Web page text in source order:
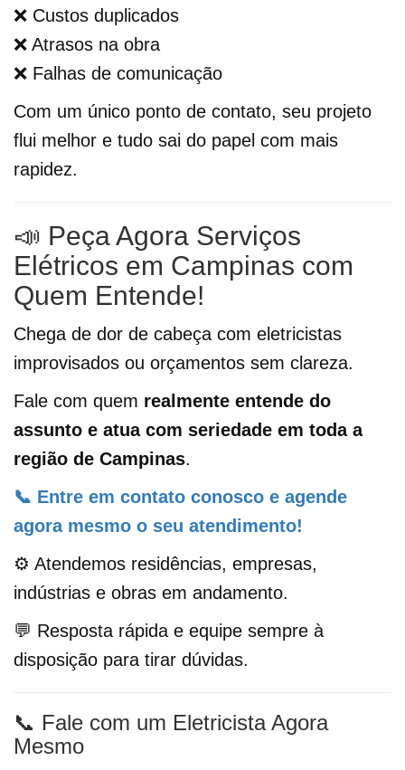
❌ Custos duplicados
❌ Atrasos na obra
❌ Falhas de comunicação
Com um único ponto de contato, seu projeto
flui melhor e tudo sai do papel com mais
rapidez.
📣 Peça Agora Serviços
Elétricos em Campinas com
Quem Entende!
Chega de dor de cabeça com eletricistas
improvisados ou orçamentos sem clareza.
Fale com quem realmente entende do
assunto e atua com seriedade em toda a
região de Campinas.
📞 Entre em contato conosco e agende
agora mesmo o seu atendimento!
⚙️ Atendemos residências, empresas,
indústrias e obras em andamento.
💬 Resposta rápida e equipe sempre à
disposição para tirar dúvidas.
📞 Fale com um Eletricista Agora
Mesmo